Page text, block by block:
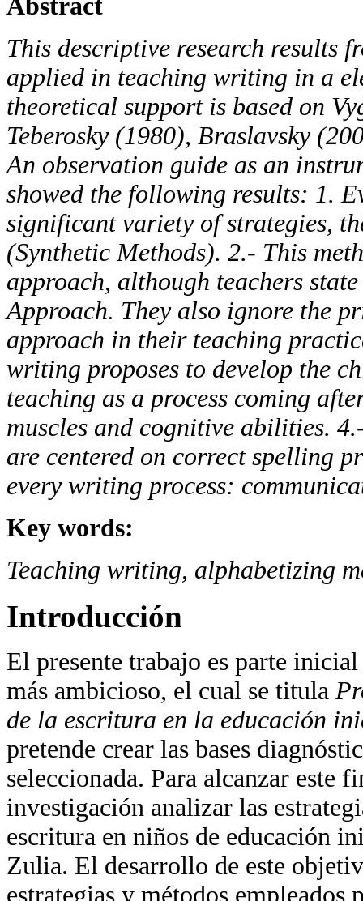
Abstract
This descriptive research results
applied in teaching writing in a
theoretical support is based on
Teberosky (1980), Braslavsky
An observation guide as an
showed the following results: 1.
significant variety of strategies,
(Synthetic Methods). 2.- This
approach, although teachers
Approach. They also ignore the
approach in their teaching
writing proposes to develop the
teaching as a process coming
muscles and cognitive abilities.
are centered on correct spelling
every writing process:
Key words:
Teaching writing, alphabetizing
Introducción
El presente trabajo es parte
más ambicioso, el cual se titula
de la escritura en la educación
pretende crear las bases
seleccionada. Para alcanzar este
investigación analizar las
escritura en niños de educación
Zulia. El desarrollo de este
estrategias y métodos empleados